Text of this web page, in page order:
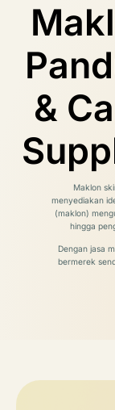
&
Maklon
menyediakan
(maklon)
hingga
Dengan jasa
bermerek